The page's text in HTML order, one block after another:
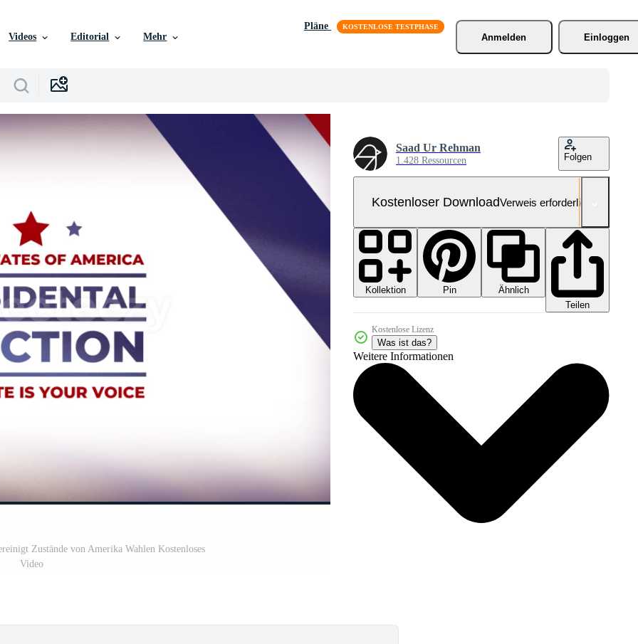
Videos Editorial Mehr
Pläne
Anmelden
Einloggen
Zustände von Amerika Wahlen Kostenloses
Video
Saad Ur Rehman
1.428 Ressourcen Folgen
Kostenloser DownloadVerweis erforderlich
Kollektion Pin
Ähnlich
Teilen
Kostenlose Lizenz
Was ist das?
Weitere Informationen